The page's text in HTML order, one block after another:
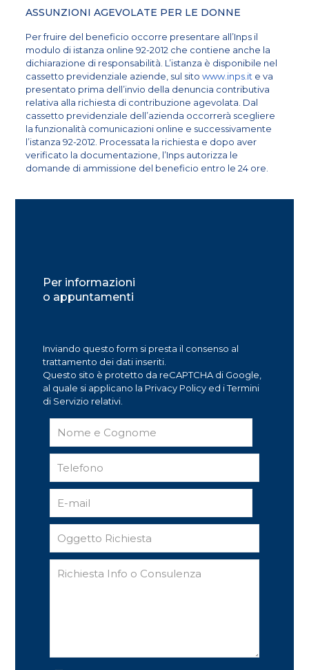
ASSUNZIONI AGEVOLATE PER LE DONNE
Per fruire del beneficio occorre presentare all’Inps il
modulo di istanza online 92-2012 che contiene anche la
dichiarazione di responsabilità. L’istanza è disponibile nel
cassetto previdenziale aziende, sul sito www.inps.it e va
presentato prima dell’invio della denuncia contributiva
relativa alla richiesta di contribuzione agevolata. Dal
cassetto previdenziale dell’azienda occorrerà scegliere
la funzionalità comunicazioni online e successivamente
l’istanza 92-2012. Processata la richiesta e dopo aver
verificato la documentazione, l’Inps autorizza le
domande di ammissione del beneficio entro le 24 ore.
Per informazioni
o appuntamenti
Inviando questo form si presta il consenso al
trattamento dei dati inseriti.
Questo sito è protetto da reCAPTCHA di Google,
al quale si applicano la Privacy Policy ed i Termini
di Servizio relativi.